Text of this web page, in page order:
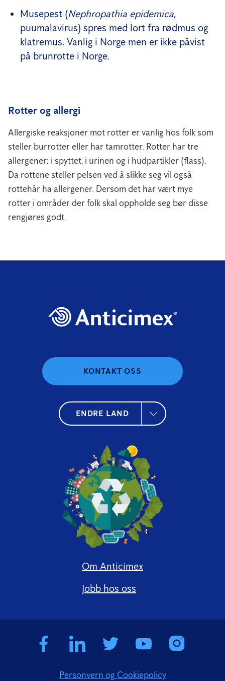
Musepest (Nephropathia epidemica,
puumalavirus) spres med lort fra rødmus og
klatremus. Vanlig i Norge men er ikke påvist
på brunrotte i Norge.
Rotter og allergi
Allergiske reaksjoner mot rotter er vanlig hos folk som
steller burrotter eller har tamrotter. Rotter har tre
allergener; i spyttet, i urinen og i hudpartikler (flass).
Da rottene steller pelsen ved å slikke seg vil også
rottehår ha allergener. Dersom det har vært mye
rotter i områder der folk skal oppholde seg bør disse
rengjøres godt.
KONTAKT OSS
ENDRE LAND
Om Anticimex
Jobb hos oss
Personvern og Cookiepolicy